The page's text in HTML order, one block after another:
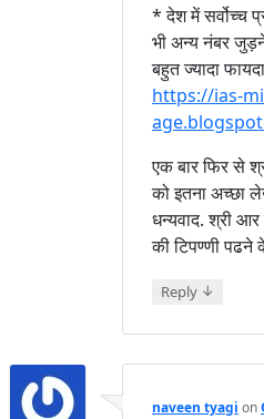
* देश में सर्वोच्च
भी अन्य नंबर
बहुत ज्यादा
https://ias-
एक बार फिर से
को इतना अच्छा
धन्यवाद. श्री
की टिपण्णी पढने
Reply ↓
naveen tyagi on